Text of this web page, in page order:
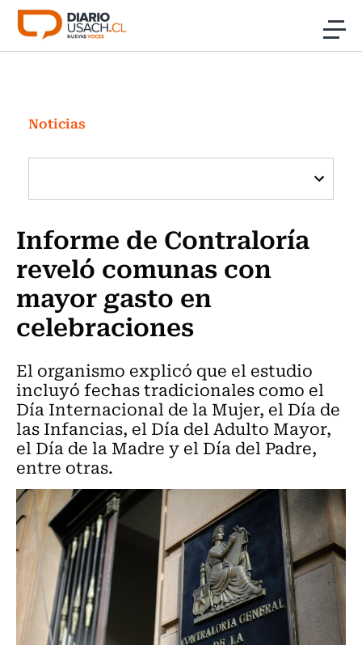
Click acá para ir directamente al contenido
Investigación
Cultura
Programas Radio y TV Usach
Noticias
Informe de Contraloría
reveló comunas con
mayor gasto en
celebraciones
El organismo explicó que el estudio
incluyó fechas tradicionales como el
Día Internacional de la Mujer, el Día de
las Infancias, el Día del Adulto Mayor,
el Día de la Madre y el Día del Padre,
entre otras.